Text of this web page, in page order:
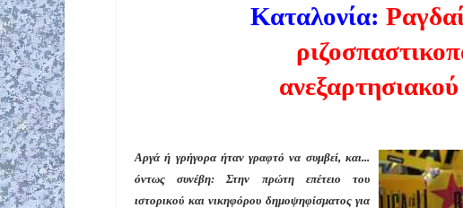
Καταλονία:
Αργά ή γρήγορα ήταν γραφτό να συμβεί, και...
όντως συνέβη: Στην πρώτη επέτειο του
ιστορικού και νικηφόρου δημοψηφίσματος για